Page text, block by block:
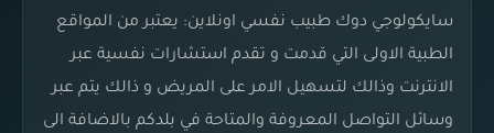
سايكولوجي دوك طبيب نفسي اونلاين: يعتبر من المواقع
الطبية الاولى التي قدمت و تقدم استشارات نفسية عبر
الانترنت وذالك لتسهيل الامر على المريض و ذالك يتم عبر
وسائل التواصل المعروفة والمتاحة في بلدكم بالاضافة الى